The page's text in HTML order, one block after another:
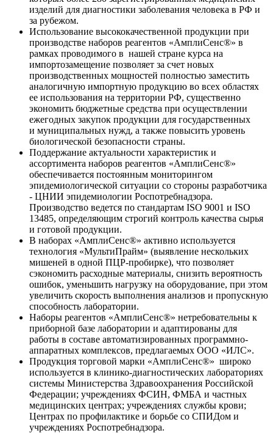
изделий для диагностики заболевания человека в РФ и
за рубежом.
Использование высококачественной продукции при
производстве наборов реагентов «АмплиСенс®» в
рамках проводимого в нашей стране курса на
импортозамещение позволяет за счет новых
производственных мощностей полностью заместить
аналогичную импортную продукцию во всех областях
ее использования на территории РФ, существенно
экономить бюджетные средства при осуществлении
ежегодных закупок продукции для государственных
и муниципальных нужд, а также повысить уровень
биологической безопасности страны.
Поддержание актуальности характеристик и
ассортимента наборов реагентов «АмплиСенс®»
обеспечивается постоянным мониторингом
эпидемиологической ситуации со стороны разработчика
- ЦНИИ эпидемиологии Роспотребнадзора.
Производство ведется по стандартам ISO 9001 и ISO
13485, определяющим строгий контроль качества сырья
и готовой продукции.
В наборах «АмплиСенс®» активно используется
технология «МультиПрайм» (выявление нескольких
мишеней в одной ПЦР-пробирке), что позволяет
сэкономить расходные материалы, снизить вероятность
ошибок, уменьшить нагрузку на оборудование, при этом
увеличить скорость выполнения анализов и пропускную
способность лаборатории.
Наборы реагентов «АмплиСенс®» нетребовательны к
приборной базе лаборатории и адаптированы для
работы в составе автоматизированных программно-
аппаратных комплексов, предлагаемых ООО «ИЛС».
Продукция торговой марки «АмплиСенс®» широко
используется в клинико-диагностических лабораториях
системы Министерства Здравоохранения Российской
Федерации; учреждениях ФСИН, ФМБА и частных
медицинских центрах; учреждениях службы крови;
Центрах по профилактике и борьбе со СПИДом и
учреждениях Роспотребнадзора.